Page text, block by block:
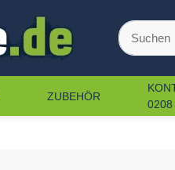
ZUBEHÖR
0208